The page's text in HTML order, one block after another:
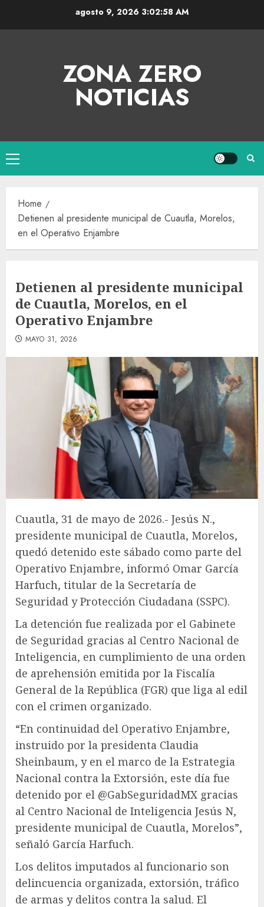
agosto 9, 2026 3:02:58 AM
ZONA ZERO
NOTICIAS
Home
Detienen al presidente municipal de Cuautla, Morelos,
en el Operativo Enjambre
Detienen al presidente municipal
de Cuautla, Morelos, en el
Operativo Enjambre
MAYO 31, 2026
Cuautla, 31 de mayo de 2026.- Jesús N.,
presidente municipal de Cuautla, Morelos,
quedó detenido este sábado como parte del
Operativo Enjambre, informó Omar García
Harfuch, titular de la Secretaría de
Seguridad y Protección Ciudadana (SSPC).
La detención fue realizada por el Gabinete
de Seguridad gracias al Centro Nacional de
Inteligencia, en cumplimiento de una orden
de aprehensión emitida por la Fiscalía
General de la República (FGR) que liga al edil
con el crimen organizado.
“En continuidad del Operativo Enjambre,
instruido por la presidenta Claudia
Sheinbaum, y en el marco de la Estrategia
Nacional contra la Extorsión, este día fue
detenido por el @GabSeguridadMX gracias
al Centro Nacional de Inteligencia Jesús N,
presidente municipal de Cuautla, Morelos”,
señaló García Harfuch.
Los delitos imputados al funcionario son
delincuencia organizada, extorsión, tráfico
de armas y delitos contra la salud. El